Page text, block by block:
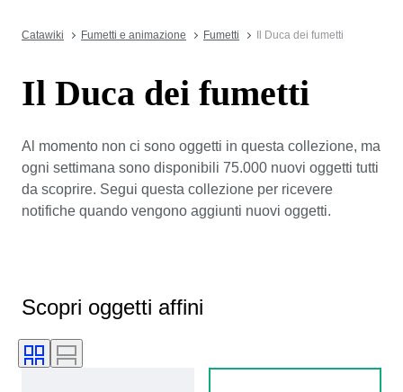
Catawiki Fumetti e animazione Fumetti Il Duca dei fumetti
Il Duca dei fumetti
Al momento non ci sono oggetti in questa collezione, ma
ogni settimana sono disponibili 75.000 nuovi oggetti tutti
da scoprire. Segui questa collezione per ricevere
notifiche quando vengono aggiunti nuovi oggetti.
Scopri oggetti affini